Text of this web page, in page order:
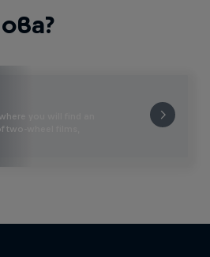
you will find an
two-wheel films,